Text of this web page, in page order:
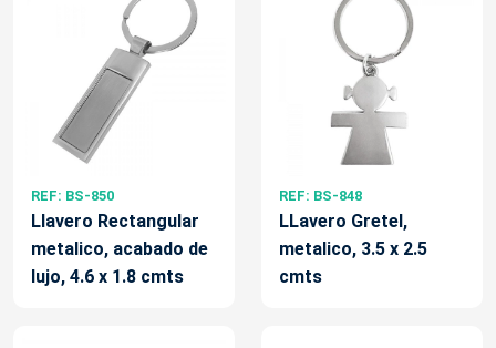
REF: BS-850
Llavero Rectangular
metalico, acabado de
lujo, 4.6 x 1.8 cmts
REF: BS-848
LLavero Gretel,
metalico, 3.5 x 2.5
cmts